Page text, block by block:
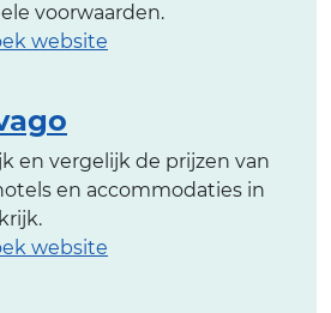
voorwaarden.
website
en vergelijk de prijzen van
en accommodaties in
website